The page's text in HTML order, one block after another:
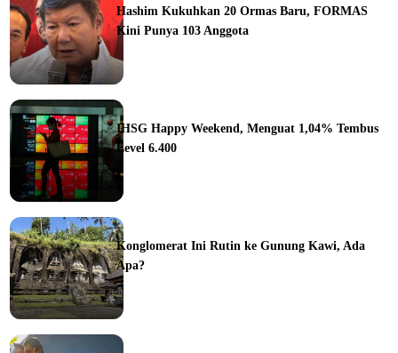
Hashim Kukuhkan 20 Ormas Baru, FORMAS
Kini Punya 103 Anggota
IHSG Happy Weekend, Menguat 1,04% Tembus
Level 6.400
Konglomerat Ini Rutin ke Gunung Kawi, Ada
Apa?